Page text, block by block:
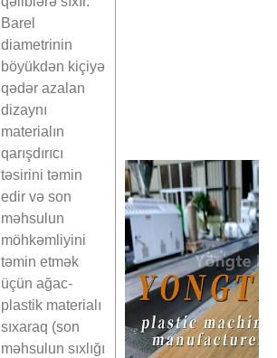
Barel
diametrinin
böyükdən kiçiyə
qədər azalan
dizaynı
materialın
qarışdırıcı
təsirini təmin
edir və son
məhsulun
möhkəmliyini
təmin etmək
üçün ağac-
plastik materialı
sıxaraq (son
məhsulun sıxlığı